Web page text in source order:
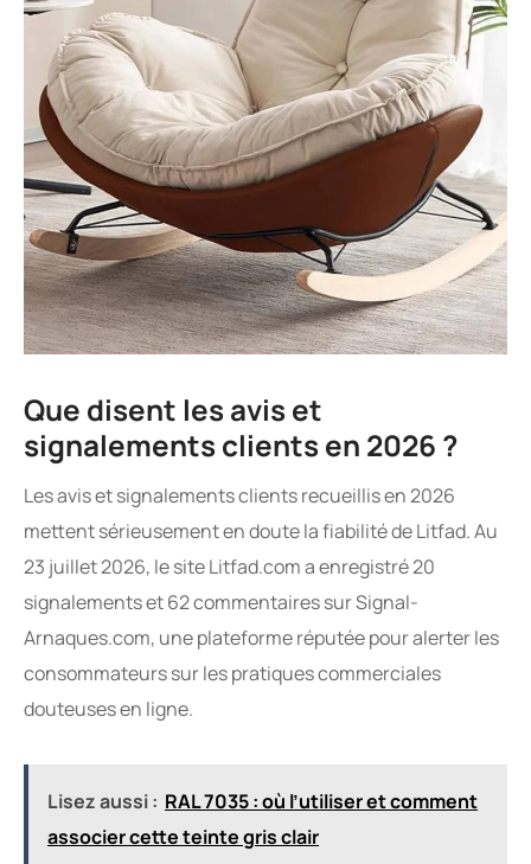
Que disent les avis et
signalements clients en 2026 ?
Les avis et signalements clients recueillis en 2026
mettent sérieusement en doute la fiabilité de Litfad. Au
23 juillet 2026, le site Litfad.com a enregistré 20
signalements et 62 commentaires sur Signal-
Arnaques.com, une plateforme réputée pour alerter les
consommateurs sur les pratiques commerciales
douteuses en ligne.
Lisez aussi : RAL 7035 : où l’utiliser et comment
associer cette teinte gris clair